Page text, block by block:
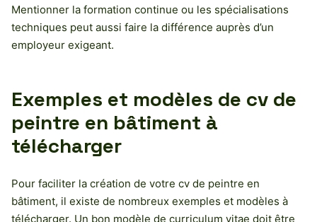
Mentionner la formation continue ou les spécialisations
techniques peut aussi faire la différence auprès d’un
employeur exigeant.
Exemples et modèles de cv de
peintre en bâtiment à
télécharger
Pour faciliter la création de votre cv de peintre en
bâtiment, il existe de nombreux exemples et modèles à
télécharger. Un bon modèle de curriculum vitae doit être